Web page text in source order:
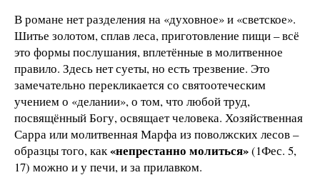
В романе нет разделения на «духовное» и «светское».
Шитье золотом, сплав леса, приготовление пищи – всё
это формы послушания, вплетённые в молитвенное
правило. Здесь нет суеты, но есть трезвение. Это
замечательно перекликается со святоотеческим
учением о «делании», о том, что любой труд,
посвящённый Богу, освящает человека. Хозяйственная
Сарра или молитвенная Марфа из поволжских лесов –
образцы того, как«непрестанно молиться»(1Фес. 5,
17) можно и у печи, и за прилавком.